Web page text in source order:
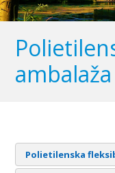
ambalaža
Polietilenska